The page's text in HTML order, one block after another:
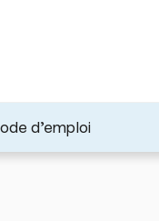
d’emploi